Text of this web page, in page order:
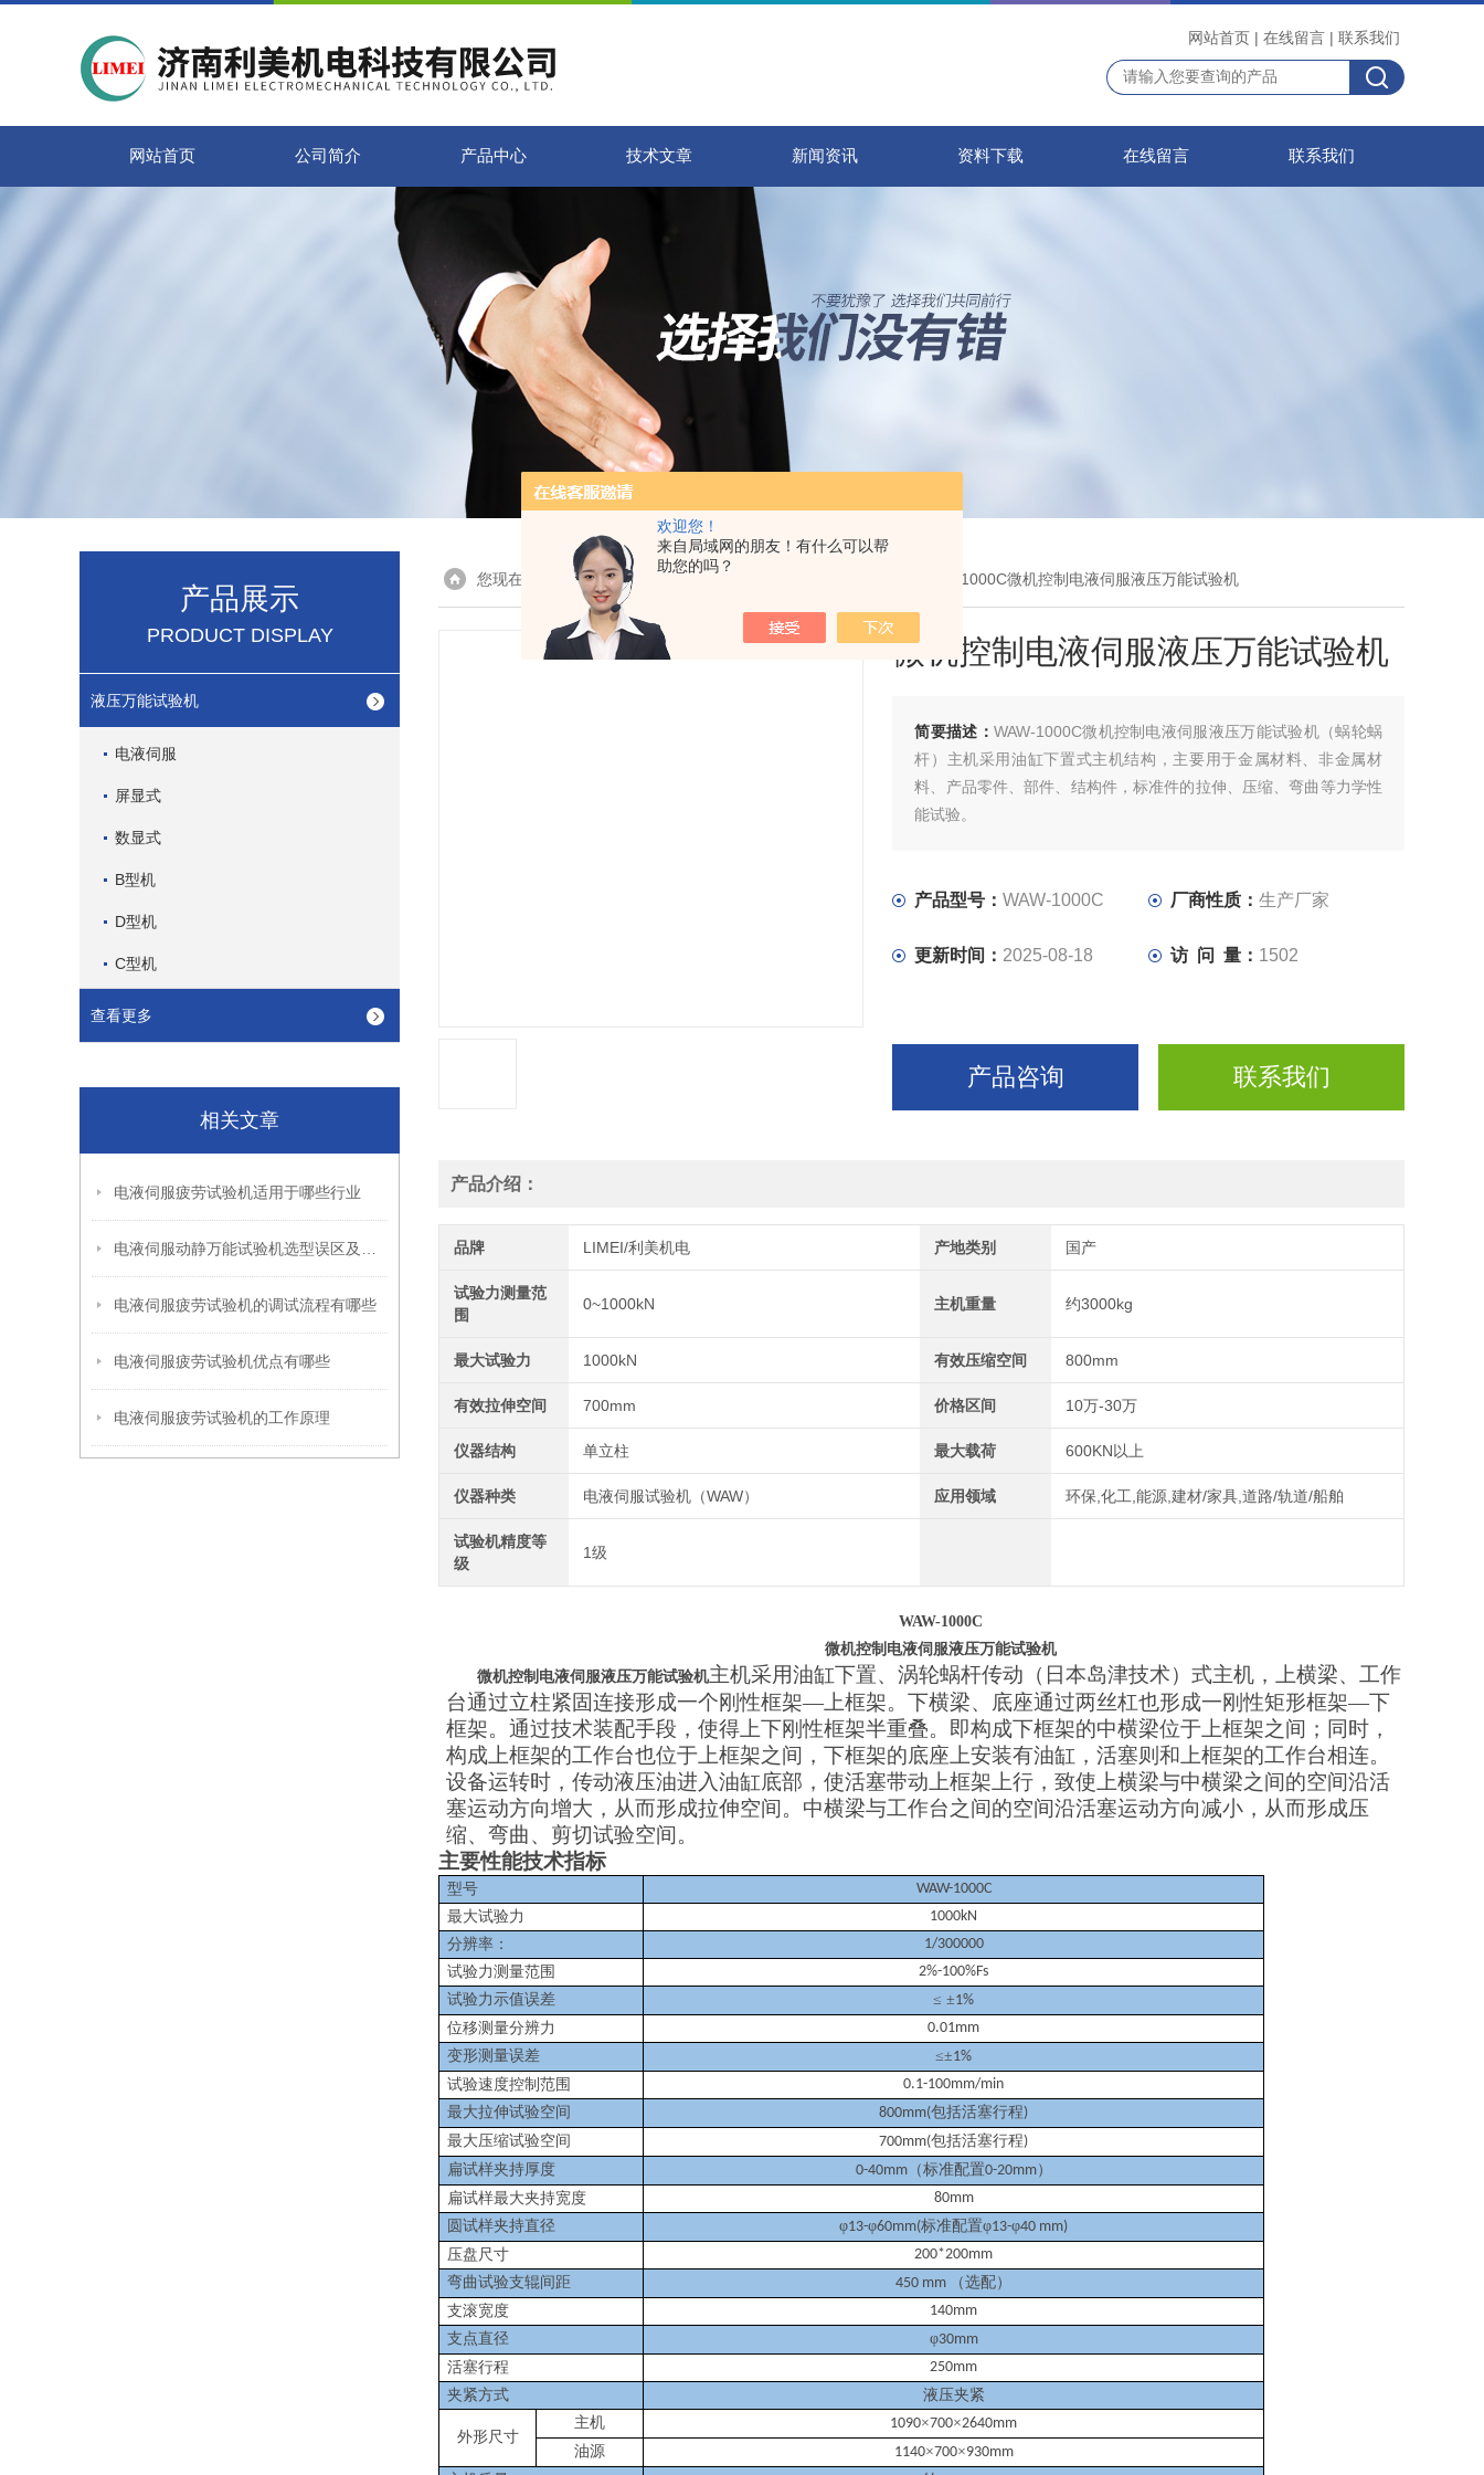
欢迎您！
来自局域网的朋友！有什么可以帮
助您的吗？
网站首页 | 在线留言 | 联系我们
网站首页 公司简介 产品中心 技术文章 新闻资讯 资料下载 在线留言 联系我们
产品展示
PRODUCT DISPLAY
液压万能试验机
电液伺服
屏显式
数显式
B型机
D型机
C型机
查看更多
相关文章
电液伺服疲劳试验机适用于哪些行业
电液伺服疲劳试验机的调试流程有哪些
电液伺服疲劳试验机优点有哪些
电液伺服疲劳试验机的工作原理
您现在的位置：首页> 产品展示 > 液压万能试验机 > WAW-1000C微机控制电液伺服液压万能试验机
微机控制电液伺服液压万能试验机
简要描述： WAW-1000C微机控制电液伺服液压万能试验机（蜗轮蜗
杆）主机采用油缸下置式主机结构，主要用于金属材料、非金属材
料、产品零件、部件、结构件，标准件的拉伸、压缩、弯曲等力学性
能试验。
适用于钢铁、冶金、建筑建材、质检中心、水利水电、公路桥梁、科
产品型号：WAW-1000C 厂商性质：生产厂家
更新时间： 2025-08-18 访 问 量： 1502
产品咨询 联系我们
产品介绍：
品牌 LIMEI/利美机电 产地类别 国产
试验力测量范
围
0~1000kN 主机重量 约3000kg
最大试验力 1000kN 有效压缩空间 800mm
有效拉伸空间 700mm 价格区间 10万-30万
仪器结构 单立柱 最大载荷 600KN以上
仪器种类 电液伺服试验机（WAW） 应用领域 环保,化工,能源,建材/家具,道路/轨道/船舶
试验机精度等
级
1级
WAW-1000C
微机控制电液伺服液压万能试验机
微机控制电液伺服液压万能试验机主机采用油缸下置、涡轮蜗杆传动（日本岛津技术）式主机，上横梁、工作
台通过立柱紧固连接形成一个刚性框架—上框架。下横梁、底座通过两丝杠也形成一刚性矩形框架—下
框架。通过技术装配手段，使得上下刚性框架半重叠。即构成下框架的中横梁位于上框架之间；同时，
构成上框架的工作台也位于上框架之间，下框架的底座上安装有油缸，活塞则和上框架的工作台相连。
设备运转时，传动液压油进入油缸底部，使活塞带动上框架上行，致使上横梁与中横梁之间的空间沿活
塞运动方向增大，从而形成拉伸空间。中横梁与工作台之间的空间沿活塞运动方向减小，从而形成压
缩、弯曲、剪切试验空间。
主要性能技术指标
型号
WAW-1000C
最大试验力
1000kN
分辨率：
1/300000
试验力测量范围
2%-100%Fs
试验力示值误差
≤ ±1%
位移测量分辨力
0.01mm
变形测量误差
≤±1%
试验速度控制范围
0.1-100mm/min
最大拉伸试验空间
800mm(包括活塞行程)
最大压缩试验空间
700mm(包括活塞行程)
扁试样夹持厚度
0-40mm（标准配置0-20mm）
扁试样最大夹持宽度
80mm
圆试样夹持直径
φ13-φ60mm(标准配置φ13-φ40 mm)
压盘尺寸
200*200mm
弯曲试验支辊间距
450 mm
（选配）
支滚宽度
140mm
支点直径
φ30mm
活塞行程
250mm
夹紧方式
液压夹紧
外形尺寸
主机 1090×700×2640mm
油源
1140×700×930mm